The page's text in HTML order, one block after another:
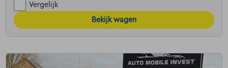
Vergelijk
Bekijk wagen